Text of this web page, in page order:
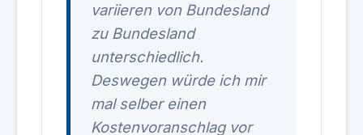
variieren von Bundesland
zu Bundesland
unterschiedlich.
Deswegen würde ich mir
mal selber einen
Kostenvoranschlag vor